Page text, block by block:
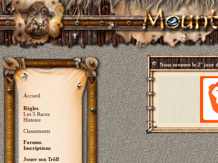
Accueil
Règles
Les 5 Races
Histoire
Classements
Forums
Inscriptions
Jouer son Trõll
Nous sommes le2° jour